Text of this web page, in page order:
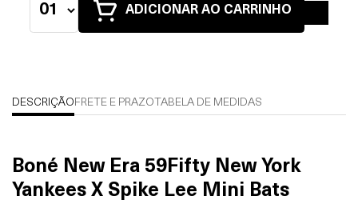
ADICIONAR AO CARRINHO
DESCRIÇÃO FRETE E PRAZOTABELA DE MEDIDAS
Boné New Era 59Fifty New York
Yankees X Spike Lee Mini Bats